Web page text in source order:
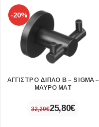
-20%
ΑΓΓΙΣΤΡΟ ΔΙΠΛΟ Β – SIGMA –
ΜΑΥΡΟ ΜΑΤ
32,20€25,80€